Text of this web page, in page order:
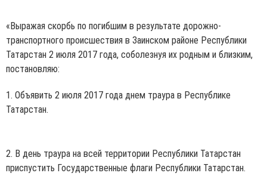
«Выражая скорбь по погибшим в результате дорожно-
транспортного происшествия в Заинском районе Республики
Татарстан 2 июля 2017 года, соболезнуя их родным и близким,
постановляю:
1. Объявить 2 июля 2017 года днем траура в Республике
Татарстан.
2. В день траура на всей территории Республики Татарстан
приспустить Государственные флаги Республики Татарстан.